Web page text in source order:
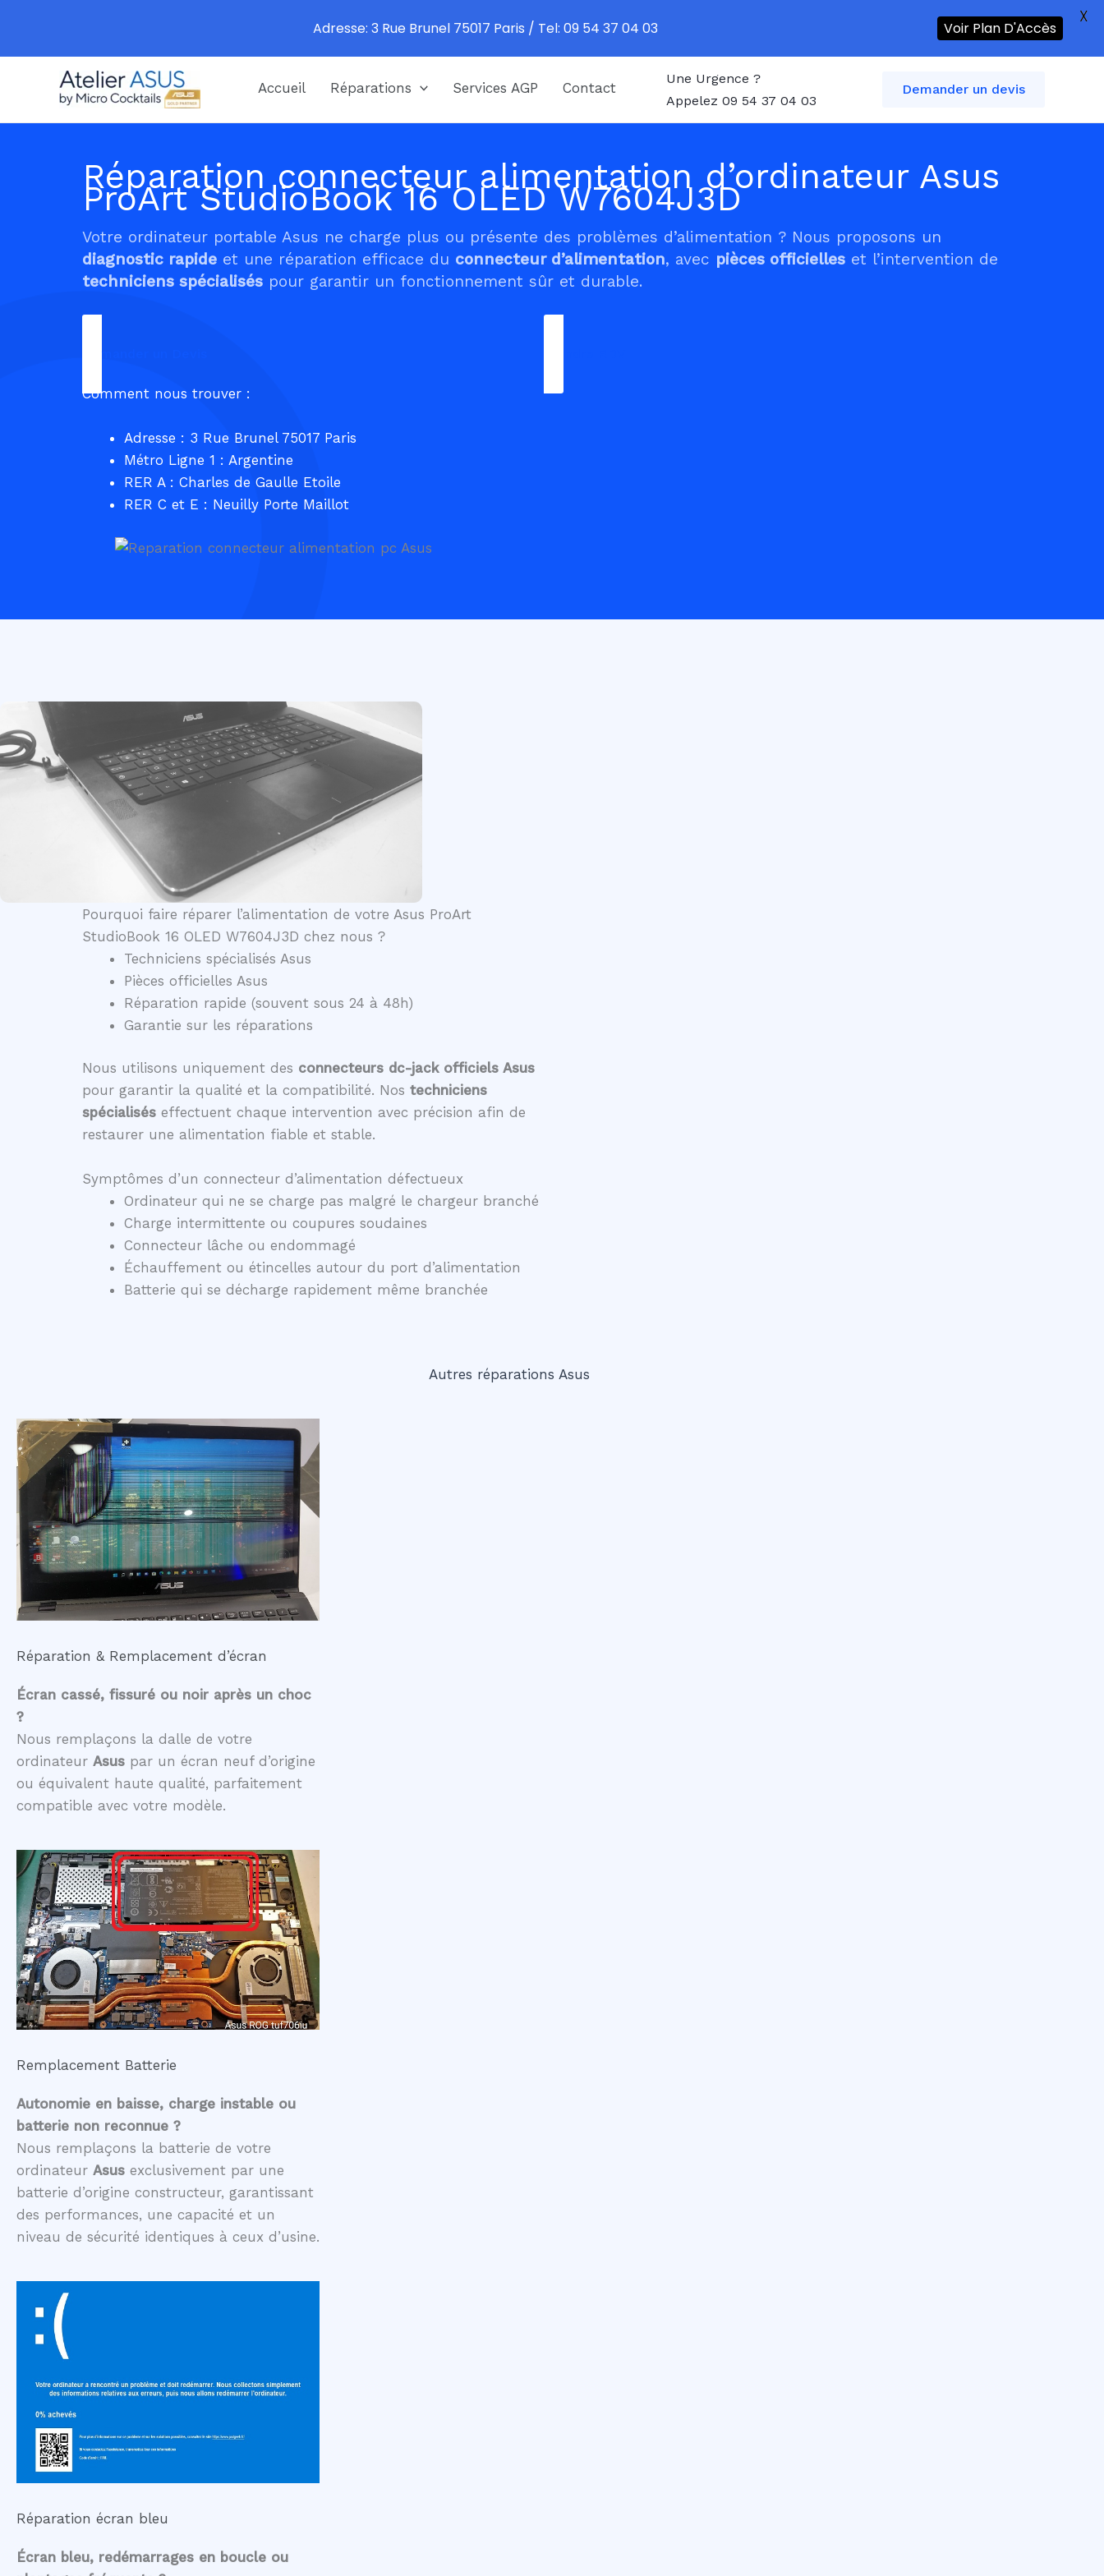
Accueil Réparations Services AGP Contact
Une Urgence ?
Appelez 09 54 37 04 03
Demander un devis
Réparation connecteur alimentation d’ordinateur Asus
ProArt StudioBook 16 OLED W7604J3D
Votre ordinateur portable Asus ne charge plus ou présente des problèmes d’alimentation ? Nous proposons un
diagnostic rapide et une réparation efficace du connecteur d’alimentation, avec pièces officielles et l’intervention de
techniciens spécialisés pour garantir un fonctionnement sûr et durable.
Comment nous trouver :
Adresse : 3 Rue Brunel 75017 Paris
Métro Ligne 1 : Argentine
RER A : Charles de Gaulle Etoile
RER C et E : Neuilly Porte Maillot
Pourquoi faire réparer l’alimentation de votre Asus ProArt
StudioBook 16 OLED W7604J3D chez nous ?
Techniciens spécialisés Asus
Pièces officielles Asus
Réparation rapide (souvent sous 24 à 48h)
Garantie sur les réparations
Nous utilisons uniquement des connecteurs dc-jack officiels Asus
pour garantir la qualité et la compatibilité. Nos techniciens
spécialisés effectuent chaque intervention avec précision afin de
restaurer une alimentation fiable et stable.
Symptômes d’un connecteur d’alimentation défectueux
Ordinateur qui ne se charge pas malgré le chargeur branché
Charge intermittente ou coupures soudaines
Connecteur lâche ou endommagé
Échauffement ou étincelles autour du port d’alimentation
Batterie qui se décharge rapidement même branchée
Autres réparations Asus
Réparation & Remplacement d’écran
Écran cassé, fissuré ou noir après un choc
?
Nous remplaçons la dalle de votre
ordinateur Asus par un écran neuf d’origine
ou équivalent haute qualité, parfaitement
compatible avec votre modèle.
Remplacement Batterie
Autonomie en baisse, charge instable ou
batterie non reconnue ?
Nous remplaçons la batterie de votre
ordinateur Asus exclusivement par une
batterie d’origine constructeur, garantissant
des performances, une capacité et un
niveau de sécurité identiques à ceux d’usine.
Réparation écran bleu
Écran bleu, redémarrages en boucle ou
Adresse: 3 Rue Brunel 75017 Paris / Tel: 09 54 37 04 03 Voir Plan D'Accès
X